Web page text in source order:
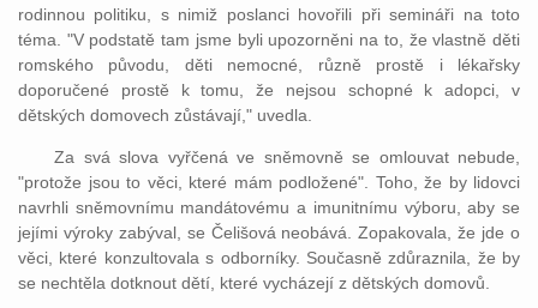
rodinnou politiku, s nimiž poslanci hovořili při semináři na toto
téma. "V podstatě tam jsme byli upozorněni na to, že vlastně děti
romského původu, děti nemocné, různě prostě i lékařsky
doporučené prostě k tomu, že nejsou schopné k adopci, v
dětských domovech zůstávají," uvedla.
Za svá slova vyřčená ve sněmovně se omlouvat nebude,
"protože jsou to věci, které mám podložené". Toho, že by lidovci
navrhli sněmovnímu mandátovému a imunitnímu výboru, aby se
jejími výroky zabýval, se Čelišová neobává. Zopakovala, že jde o
věci, které konzultovala s odborníky. Současně zdůraznila, že by
se nechtěla dotknout dětí, které vycházejí z dětských domovů.